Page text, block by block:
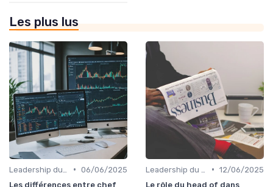
Les plus lus
• 06/06/2025
Les différences entre chef
• 12/06/2025
Le rôle du head of dans